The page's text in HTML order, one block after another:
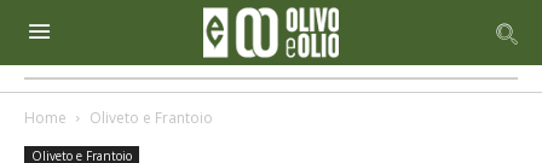
Home Oliveto e Frantoio
Oliveto e Frantoio